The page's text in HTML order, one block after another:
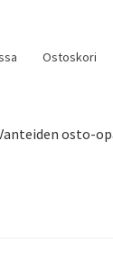
Ostoskori
osto-